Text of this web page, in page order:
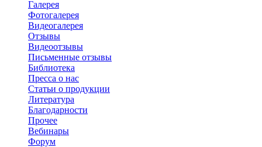
Галерея
Фотогалерея
Видеогалерея
Отзывы
Видеоотзывы
Письменные отзывы
Библиотека
Пресса о нас
Статьи о продукции
Литература
Благодарности
Прочее
Вебинары
Форум